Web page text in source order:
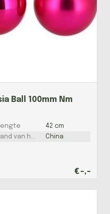
Ball 100mm Nm
42 cm
Land van herkomst
China
€-,-